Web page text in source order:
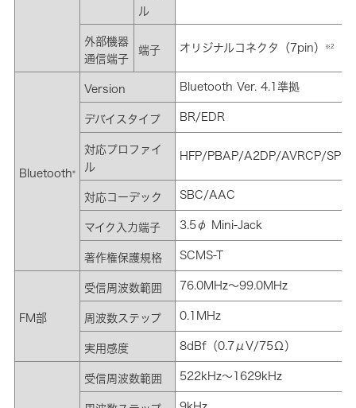
ル
外部機器
通信端子
端子 オリジナルコネクタ（7pin） ※2
Bluetooth®
Version Bluetooth Ver. 4.1準拠
デバイスタイプ BR/EDR
対応プロファイ
ル
HFP/PBAP/A2DP/AVRCP/SPP/
対応コーデック SBC/AAC
マイク入力端子 3.5φ Mini-Jack
著作権保護規格 SCMS-T
FM部
受信周波数範囲 76.0MHz～99.0MHz
周波数ステップ 0.1MHz
実用感度 8dBf（0.7μV/75Ω）
受信周波数範囲 522kHz～1629kHz